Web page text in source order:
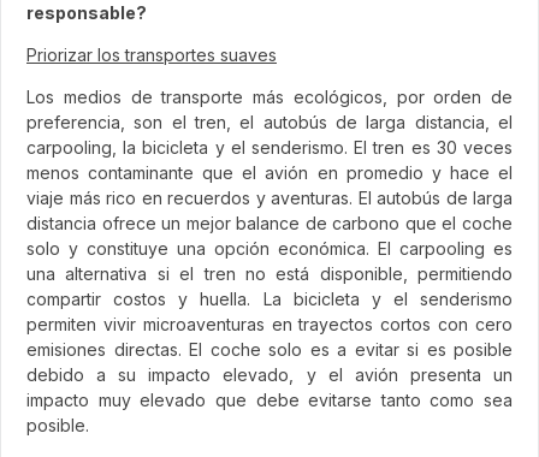
responsable?
Priorizar los transportes suaves
Los medios de transporte más ecológicos, por orden de
preferencia, son el tren, el autobús de larga distancia, el
carpooling, la bicicleta y el senderismo. El tren es 30 veces
menos contaminante que el avión en promedio y hace el
viaje más rico en recuerdos y aventuras. El autobús de larga
distancia ofrece un mejor balance de carbono que el coche
solo y constituye una opción económica. El carpooling es
una alternativa si el tren no está disponible, permitiendo
compartir costos y huella. La bicicleta y el senderismo
permiten vivir microaventuras en trayectos cortos con cero
emisiones directas. El coche solo es a evitar si es posible
debido a su impacto elevado, y el avión presenta un
impacto muy elevado que debe evitarse tanto como sea
posible.